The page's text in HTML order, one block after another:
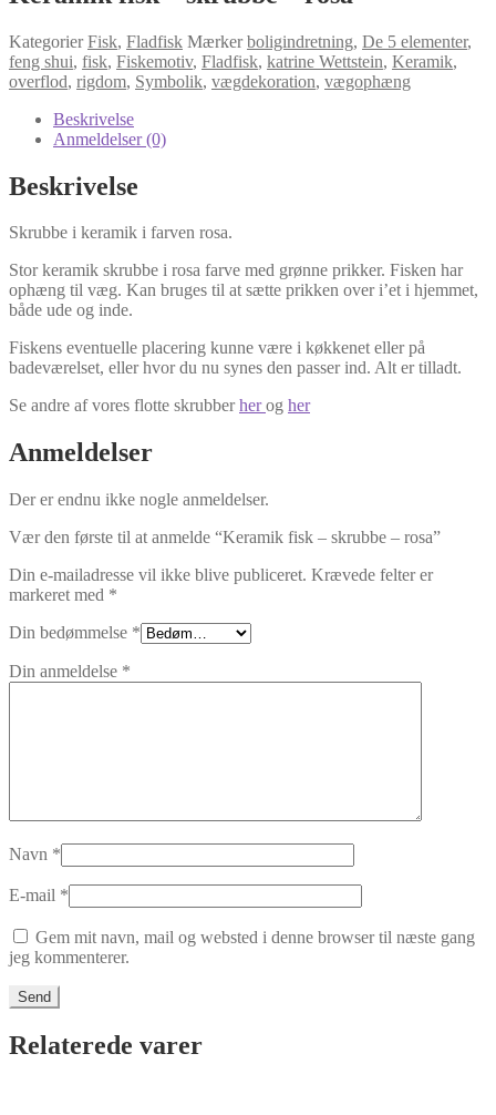
Kategorier Fisk, Fladfisk Mærker boligindretning, De 5 elementer,
feng shui, fisk, Fiskemotiv, Fladfisk, katrine Wettstein, Keramik,
overflod, rigdom, Symbolik, vægdekoration, vægophæng
Beskrivelse
Anmeldelser (0)
Beskrivelse
Skrubbe i keramik i farven rosa.
Stor keramik skrubbe i rosa farve med grønne prikker. Fisken har
ophæng til væg. Kan bruges til at sætte prikken over i’et i hjemmet,
både ude og inde.
Fiskens eventuelle placering kunne være i køkkenet eller på
badeværelset, eller hvor du nu synes den passer ind. Alt er tilladt.
Se andre af vores flotte skrubberher og her
Anmeldelser
Der er endnu ikke nogle anmeldelser.
Vær den første til at anmelde “Keramik fisk – skrubbe – rosa”
Din e-mailadresse vil ikke blive publiceret. Krævede felter er
markeret med *
Din bedømmelse *
Din anmeldelse *
Navn *
E-mail *
Gem mit navn, mail og websted i denne browser til næste gang
jeg kommenterer.
Relaterede varer